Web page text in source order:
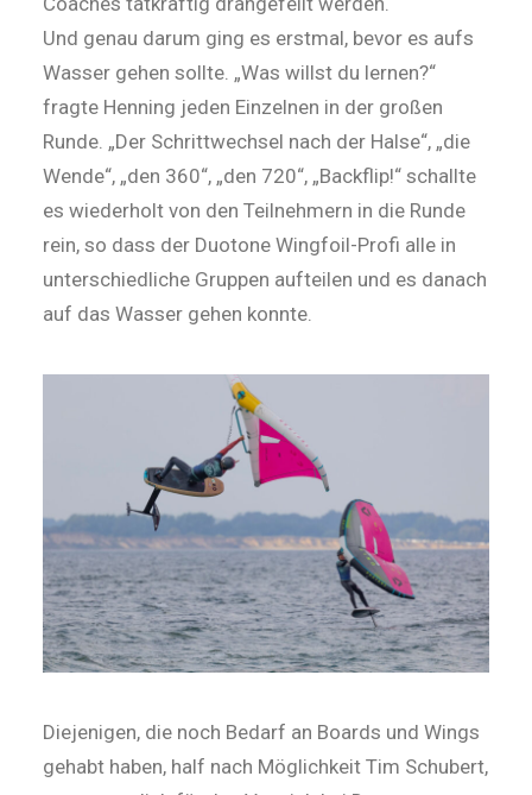
Und genau darum ging es erstmal, bevor es aufs
Wasser gehen sollte. „Was willst du lernen?“
fragte Henning jeden Einzelnen in der großen
Runde. „Der Schrittwechsel nach der Halse“, „die
Wende“, „den 360“, „den 720“, „Backflip!“ schallte
es wiederholt von den Teilnehmern in die Runde
rein, so dass der Duotone Wingfoil-Profi alle in
unterschiedliche Gruppen aufteilen und es danach
auf das Wasser gehen konnte.
Diejenigen, die noch Bedarf an Boards und Wings
gehabt haben, half nach Möglichkeit Tim Schubert,